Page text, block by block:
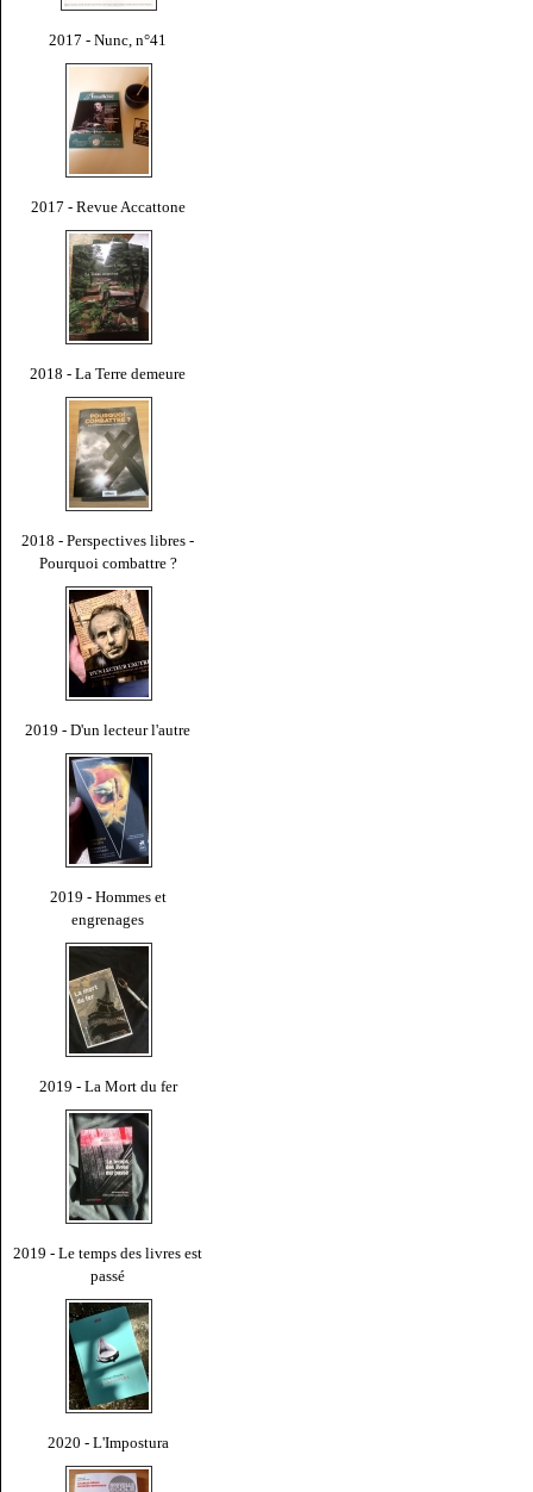
2017 - Nunc, n°41
2017 - Revue Accattone
2018 - La Terre demeure
2018 - Perspectives libres -
Pourquoi combattre ?
2019 - D'un lecteur l'autre
2019 - Hommes et
engrenages
2019 - La Mort du fer
2019 - Le temps des livres est
passé
2020 - L'Impostura